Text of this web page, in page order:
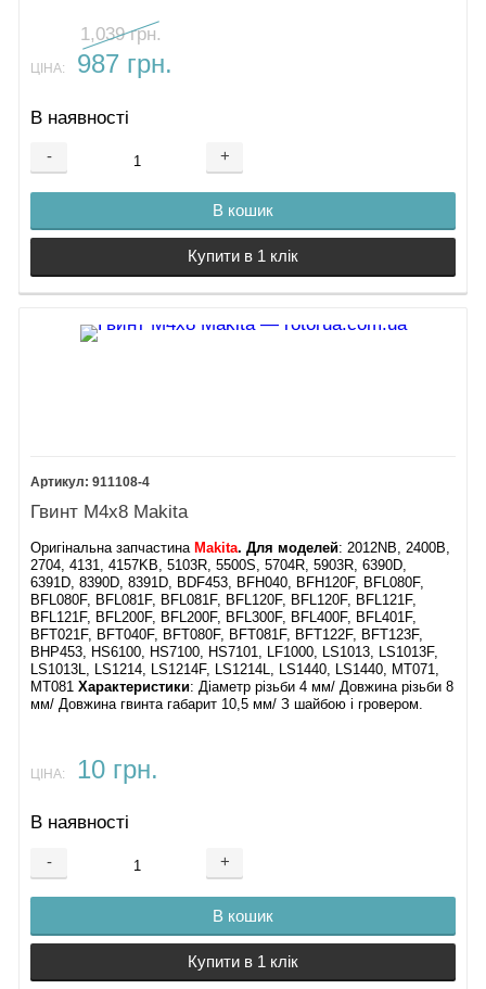
1,039 грн.
ЦІНА: 987 грн.
В наявності
- +
В кошик
Купити в 1 клік
911108-4
Гвинт М4х8 Makita
Оригінальна запчастина Makita. Для моделей: 2012NB, 2400B,
2704, 4131, 4157KB, 5103R, 5500S, 5704R, 5903R, 6390D,
6391D, 8390D, 8391D, BDF453, BFH040, BFH120F, BFL080F,
BFL080F, BFL081F, BFL081F, BFL120F, BFL120F, BFL121F,
BFL121F, BFL200F, BFL200F, BFL300F, BFL400F, BFL401F,
BFT021F, BFT040F, BFT080F, BFT081F, BFT122F, BFT123F,
BHP453, HS6100, HS7100, HS7101, LF1000, LS1013, LS1013F,
LS1013L, LS1214, LS1214F, LS1214L, LS1440, LS1440, MT071,
MT081Характеристики: Діаметр різьби 4 мм/ Довжина різьби 8
мм/ Довжина гвинта габарит 10,5 мм/ З шайбою і гровером.
ЦІНА: 10 грн.
В наявності
- +
В кошик
Купити в 1 клік